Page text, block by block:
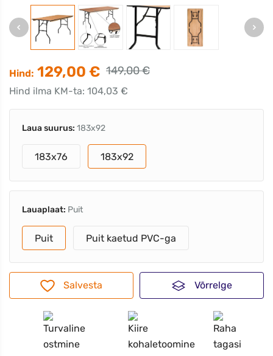
Hind: 129,00 € 149,00 €
Hind ilma KM-ta: 104,03 €
Laua suurus: 183x92
183x76 183x92
Lauaplaat: Puit
Puit Puit kaetud PVC-ga
Salvesta Võrrelge